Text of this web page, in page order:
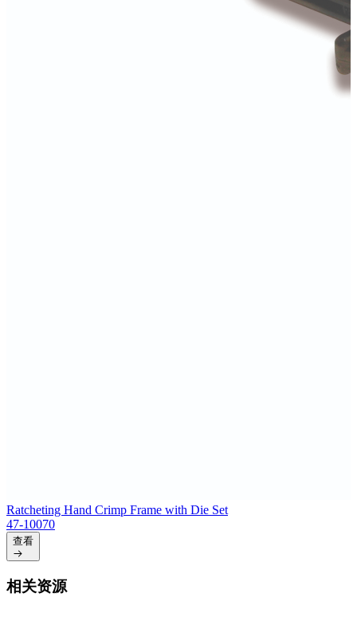
Ratcheting Hand Crimp Frame with Die Set
47-10070
查看
相关资源